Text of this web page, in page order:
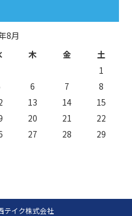
8月
木 金 土
1
6 7
8
13 14
15
20 21
22
27 28
29
テイク株式会社